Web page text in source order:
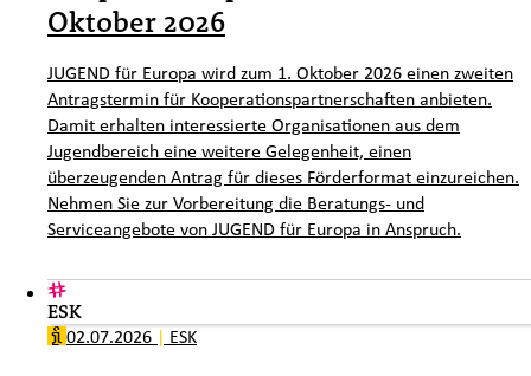
Oktober 2026
JUGEND für Europa wird zum 1. Oktober 2026 einen zweiten
Antragstermin für Kooperationspartnerschaften anbieten.
Damit erhalten interessierte Organisationen aus dem
Jugendbereich eine weitere Gelegenheit, einen
überzeugenden Antrag für dieses Förderformat einzureichen.
Nehmen Sie zur Vorbereitung die Beratungs- und
Serviceangebote von JUGEND für Europa in Anspruch.
ESK
02.07.2026 | ESK